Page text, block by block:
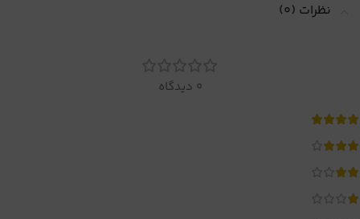
نظرات (0)
0 دیدگاه